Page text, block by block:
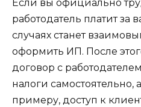
Если вы официально
работодатель платит за
случаях станет
оформить ИП. После
договор с
налоги самостоятельно,
примеру, доступ к